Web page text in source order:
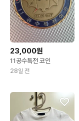
23,000원
11공수특전 코인
28일 전